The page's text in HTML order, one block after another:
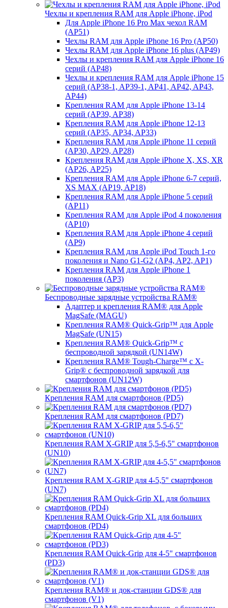
Чехлы и крепления RAM для Apple iPhone, iPod
Для Apple iPhone 16 Pro Max чехол RAM
(AP51)
Чехлы RAM для Apple iPhone 16 Pro (AP50)
Чехлы RAM для Apple iPhone 16 plus (AP49)
Чехлы и крепления RAM для Apple iPhone 16
серий (AP48)
Чехлы и крепления RAM для Apple iPhone 15
серий (AP38-1, AP39-1, AP41, AP42, AP43,
AP44)
Крепления RAM для Apple iPhone 13-14
серий (AP39, AP38)
Крепления RAM для Apple iPhone 12-13
серий (AP35, AP34, AP33)
Крепления RAM для Apple iPhone 11 серий
(AP30, AP29, AP28)
Крепления RAM для Apple iPhone X, XS, XR
(AP26, AP25)
Крепления RAM для Apple iPhone 6-7 серий,
XS MAX (AP19, AP18)
Крепления RAM для Apple iPhone 5 серий
(AP11)
Крепления RAM для Apple iPod 4 поколения
(AP10)
Крепления RAM для Apple iPhone 4 серий
(AP9)
Крепления RAM для Apple iPod Touch 1-го
поколения и Nano G1-G2 (AP4, AP2, AP1)
Крепления RAM для Apple iPhone 1
поколения (AP3)
Беспроводные зарядные устройства RAM®
Адаптер и крепления RAM® для Apple
MagSafe (MAGU)
Крепления RAM® Quick-Grip™ для Apple
MagSafe (UN15)
Крепления RAM® Quick-Grip™ с
беспроводной зарядкой (UN14W)
Крепления RAM® Tough-Charge™ с X-
Grip® с беспроводной зарядкой для
смартфонов (UN12W)
Крепления RAM для смартфонов (PD5)
Крепления RAM для смартфонов (PD7)
Крепления RAM X-GRIP для 5,5-6,5" смартфонов
(UN10)
Крепления RAM X-GRIP для 4-5,5" смартфонов
(UN7)
Крепления RAM Quick-Grip XL для больших
смартфонов (PD4)
Крепления RAM Quick-Grip для 4-5" смартфонов
(PD3)
Крепления RAM® и док-станции GDS® для
смартфонов (V1)